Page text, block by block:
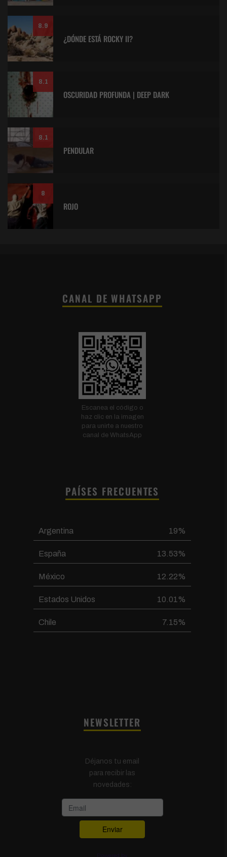
8.9
¿DÓNDE ESTÁ ROCKY II?
8.1
OSCURIDAD PROFUNDA | DEEP DARK
8.1
PENDULAR
8
ROJO
CANAL DE WHATSAPP
Escanea el código o
haz clic en la imagen
para unirte a nuestro
canal de WhatsApp
PAÍSES FRECUENTES
Argentina 19%
España 13.53%
México 12.22%
Estados Unidos 10.01%
Chile 7.15%
NEWSLETTER
Déjanos tu email
para recibir las
novedades: